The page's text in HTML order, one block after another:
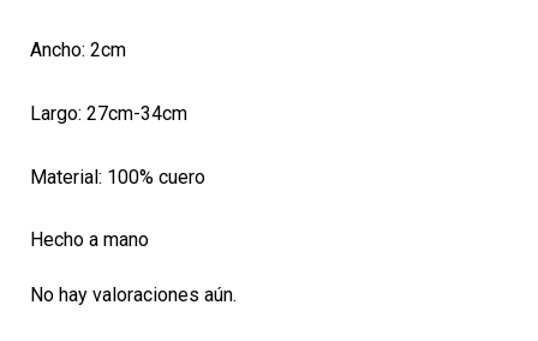
Ancho: 2cm
Largo: 27cm-34cm
Material: 100% cuero
Hecho a mano
No hay valoraciones aún.